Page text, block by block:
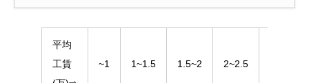
平均
工賃
~1 1~1.5 1.5~2 2~2.5